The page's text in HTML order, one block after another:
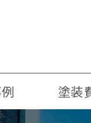
塗装